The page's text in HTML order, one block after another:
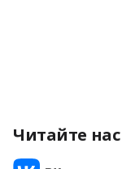
Читайте нас